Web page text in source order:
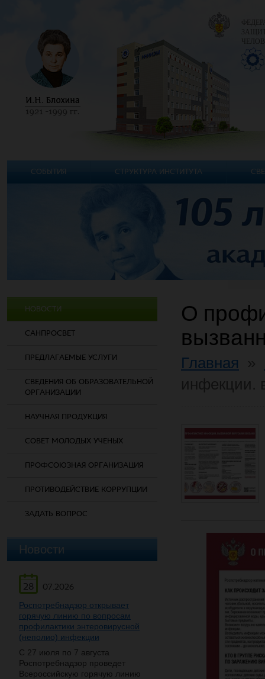
НОВОСТИ
САНПРОСВЕТ
ПРЕДЛАГАЕМЫЕ УСЛУГИ
СВЕДЕНИЯ ОБ ОБРАЗОВАТЕЛЬНОЙ
ОРГАНИЗАЦИИ
НАУЧНАЯ ПРОДУКЦИЯ
СОВЕТ МОЛОДЫХ УЧЕНЫХ
ПРОФСОЮЗНАЯ ОРГАНИЗАЦИЯ
ПРОТИВОДЕЙСТВИЕ КОРРУПЦИИ
ЗАДАТЬ ВОПРОС
Новости
28
07.2026
Роспотребнадзор открывает
горячую линию по вопросам
профилактики энтеровирусной
(неполио) инфекции
С 27 июля по 7 августа
Роспотребнадзор проведет
Всероссийскую горячую линию
О
Главная
СОБЫТИЯ СТРУКТУРА ИНСТИТУТА